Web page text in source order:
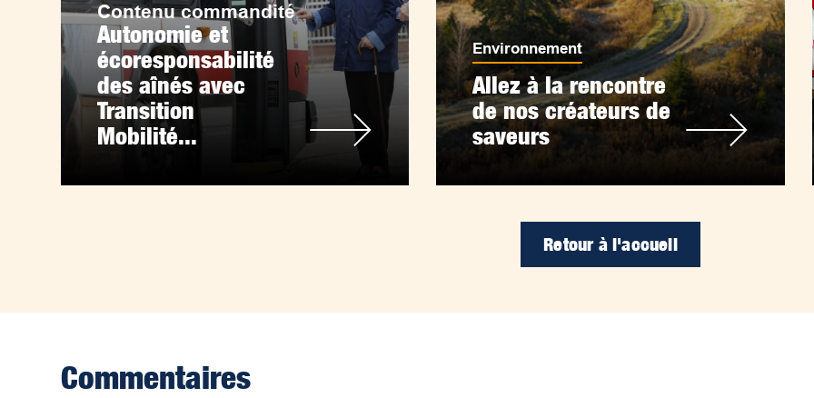
Contenu commandité
Autonomie et
écoresponsabilité
des aînés avec
Transition
Mobilité...
Environnement
Allez à la rencontre
de nos créateurs de
saveurs
Retour à l'accueil
Commentaires